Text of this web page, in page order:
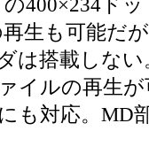
400×234ド
生も可能だ
は搭載しない
イルの再生
も対応。MD